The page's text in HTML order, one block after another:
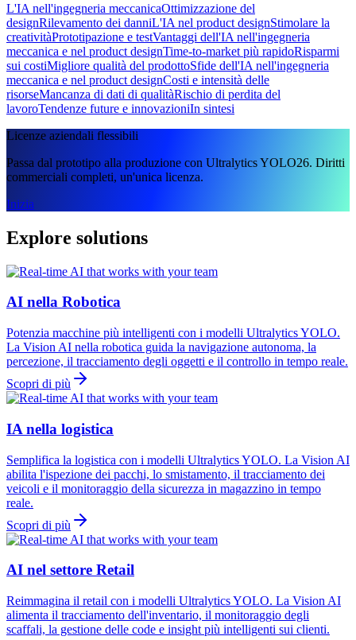
L'IA nell'ingegneria meccanicaOttimizzazione del
designRilevamento dei danniL'IA nel product designStimolare la
creativitàPrototipazione e testVantaggi dell'IA nell'ingegneria
meccanica e nel product designTime-to-market più rapidoRisparmi
sui costiMigliore qualità del prodottoSfide dell'IA nell'ingegneria
meccanica e nel product designCosti e intensità delle
risorseMancanza di dati di qualitàRischio di perdita del
lavoroTendenze future e innovazioniIn sintesi
Licenze aziendali flessibili
Passa dal prototipo alla produzione con Ultralytics YOLO26. Diritti
commerciali completi, un'unica licenza.
Inizia
Explore solutions
AI nella Robotica
Potenzia macchine più intelligenti con i modelli Ultralytics YOLO.
La Vision AI nella robotica guida la navigazione autonoma, la
percezione, il tracciamento degli oggetti e il controllo in tempo reale.
Scopri di più
IA nella logistica
Semplifica la logistica con i modelli Ultralytics YOLO. La Vision AI
abilita l'ispezione dei pacchi, lo smistamento, il tracciamento dei
veicoli e il monitoraggio della sicurezza in magazzino in tempo
reale.
Scopri di più
AI nel settore Retail
Reimmagina il retail con i modelli Ultralytics YOLO. La Vision AI
alimenta il tracciamento dell'inventario, il monitoraggio degli
scaffali, la gestione delle code e insight più intelligenti sui clienti.